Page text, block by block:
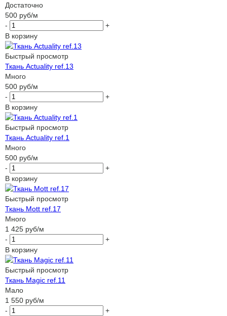
Достаточно
500 руб/м
-
+
В корзину
Быстрый просмотр
Ткань Actuality ref.13
Много
500 руб/м
-
+
В корзину
Быстрый просмотр
Ткань Actuality ref.1
Много
500 руб/м
-
+
В корзину
Быстрый просмотр
Ткань Mott ref.17
Много
1 425 руб/м
-
+
В корзину
Быстрый просмотр
Ткань Magic ref.11
Мало
1 550 руб/м
-
+